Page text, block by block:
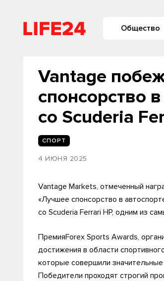
Общество
Vantage
спонсорство
со Scuderia
СПОРТ
4 ИЮНЯ 2025
Vantage Markets, отмеченный
«Лучшее спонсорство в
со Scuderia Ferrari HP, одним из
ПремияForex Sports Awards,
достижения в области
которые совершили
Победители проходят строгий